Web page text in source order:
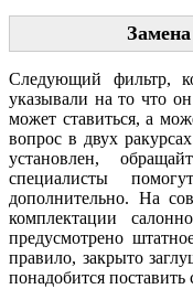
Следующий фильтр,
указывали на то что
может ставиться, а
вопрос в двух
установлен,
специалисты
дополнительно. На
комплектации
предусмотрено
правило, закрыто
понадобится